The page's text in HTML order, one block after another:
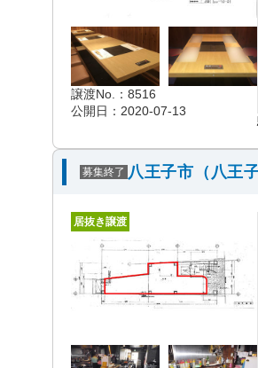
譲渡No.：8516
公開日：2020-07-13
募集終了 八王子市（八王
居抜き譲渡